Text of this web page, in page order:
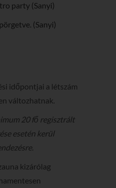
party (Sanyi)
(Sanyi)
időpontjai a létszám
változhatnak.
20 fő regisztrált
esetén kerül
kizárólag